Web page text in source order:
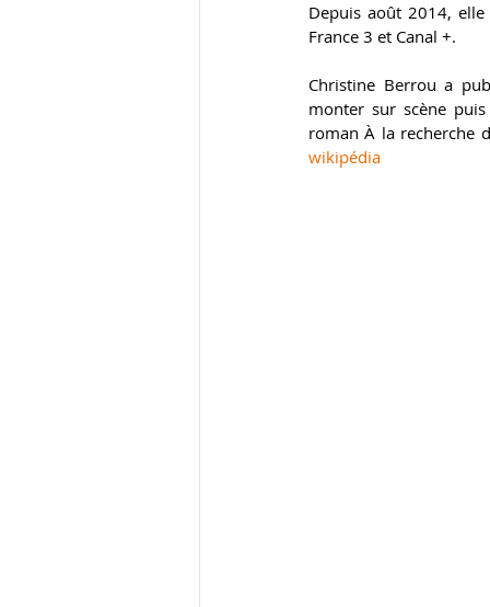
Depuis août 2014,
France 3 et Canal +.
Christine Berrou a
monter sur scène
roman À la recherche
wikipédia